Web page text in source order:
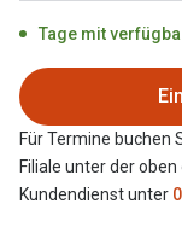
Alle Brillen Ratgeber
Angebote
Brillen 2 für 1
20% auf
Tage mit
Für Termine buchen
Filiale unter der
Kundendienst unter